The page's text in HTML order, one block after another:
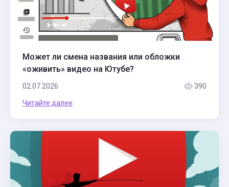
Может ли смена названия или обложки
«оживить» видео на Ютубе?
02.07.2026 390
Читайте далее